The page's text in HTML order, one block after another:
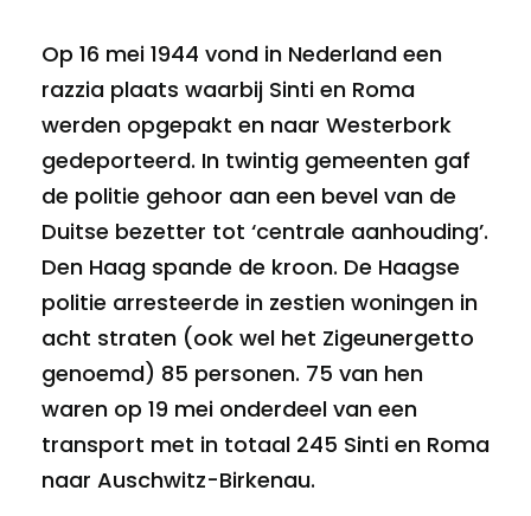
Op 16 mei 1944 vond in Nederland een
razzia plaats waarbij Sinti en Roma
werden opgepakt en naar Westerbork
gedeporteerd. In twintig gemeenten gaf
de politie gehoor aan een bevel van de
Duitse bezetter tot ‘centrale aanhouding’.
Den Haag spande de kroon. De Haagse
politie arresteerde in zestien woningen in
acht straten (ook wel het Zigeunergetto
genoemd) 85 personen. 75 van hen
waren op 19 mei onderdeel van een
transport met in totaal 245 Sinti en Roma
naar Auschwitz-Birkenau.